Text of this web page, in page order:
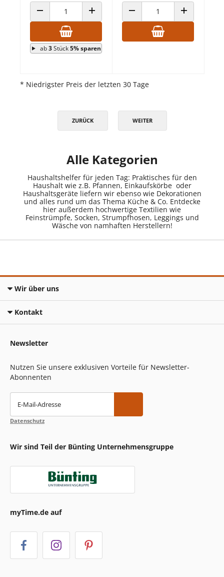
ANZAHL VERRINGERNANZAHL ERHÖHEN
ab3Stück5% sparen
ANZAHL VERRINGERNANZAHL
* Niedrigster Preis der letzten 30 Tage
ZURÜCK WEITER
Alle Kategorien
Haushaltshelfer für jeden Tag: Praktisches für den
Haushalt wie z.B. Pfannen, Einkaufskörbe oder
Haushaltsgeräte liefern wir ebenso wie Dekorationen
und alles rund um das Thema Küche & Co. Entdecke
hier außerdem hochwertige Textilien wie
Feinstrümpfe, Socken, Strumpfhosen, Leggings und
Wäsche von namhaften Herstellern!
Wir über uns
Kontakt
Newsletter
Nutzen Sie unsere exklusiven Vorteile für Newsletter-
Abonnenten
E-Mail-Adresse
Datenschutz
Wir sind Teil der Bünting Unternehmensgruppe
myTime.de auf